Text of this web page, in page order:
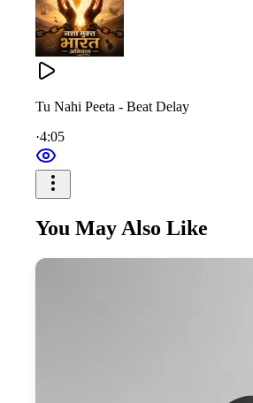
Tu Nahi Peeta - Beat Delay
·4:05
You May Also Like